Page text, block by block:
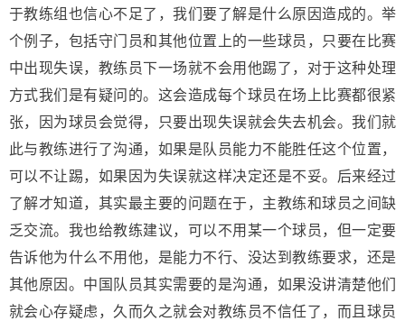
于教练组也信心不足了，我们要了解是什么原因造成的。举
个例子，包括守门员和其他位置上的一些球员，只要在比赛
中出现失误，教练员下一场就不会用他踢了，对于这种处理
方式我们是有疑问的。这会造成每个球员在场上比赛都很紧
张，因为球员会觉得，只要出现失误就会失去机会。我们就
此与教练进行了沟通，如果是队员能力不能胜任这个位置，
可以不让踢，如果因为失误就这样决定还是不妥。后来经过
了解才知道，其实最主要的问题在于，主教练和球员之间缺
乏交流。我也给教练建议，可以不用某一个球员，但一定要
告诉他为什么不用他，是能力不行、没达到教练要求，还是
其他原因。中国队员其实需要的是沟通，如果没讲清楚他们
就会心存疑虑，久而久之就会对教练员不信任了，而且球员